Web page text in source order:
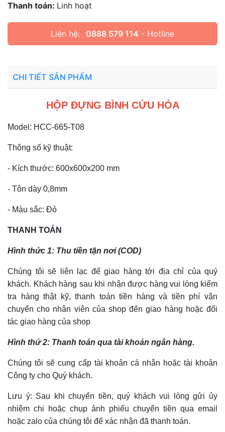
Thanh toán: Linh hoạt
Liên hệ: 0888 579 114 - Hotline
CHI TIẾT SẢN PHẨM
HỘP ĐỰNG BÌNH CỨU HỎA
Model: HCC-665-T08
Thông số kỹ thuật:
- Kích thước: 600x600x200 mm
- Tôn dày 0,8mm
- Màu sắc: Đỏ
THANH TOÁN
Hình thức 1: Thu tiền tận nơi (COD)
Chúng tôi sẽ liên lạc để giao hàng tới địa chỉ của quý
khách. Khách hàng sau khi nhận được hàng vui lòng kiểm
tra hàng thật kỹ, thanh toán tiền hàng và tiền phí vận
chuyển cho nhân viên của shop đến giao hàng hoặc đối
tác giao hàng của shop
Hình thứ 2: Thanh toán qua tài khoản ngân hàng.
Chúng tôi sẽ cung cấp tài khoản cá nhân hoặc tài khoản
Công ty cho Quý khách.
Lưu ý: Sau khi chuyển tiền, quý khách vui lòng gửi ủy
nhiệm chi hoặc chụp ảnh phiếu chuyển tiền qua email
hoặc zalo của chúng tôi để xác nhận đã thanh toán.